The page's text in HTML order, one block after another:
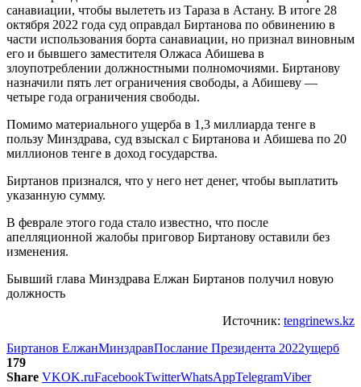
санавиации, чтобы вылететь из Тараза в Астану. В итоге 28
октября 2022 года суд оправдал Биртанова по обвинению в
части использования борта санавиации, но признал виновным
его и бывшего заместителя Олжаса Абишева в
злоупотреблении должностными полномочиями. Биртанову
назначили пять лет ограничения свободы, а Абишеву —
четыре года ограничения свободы.
Помимо материального ущерба в 1,3 миллиарда тенге в
пользу Минздрава, суд взыскал с Биртанова и Абишева по 20
миллионов тенге в доход государства.
Биртанов признался, что у него нет денег, чтобы выплатить
указанную сумму.
В феврале этого года стало известно, что после
апелляционной жалобы приговор Биртанову оставили без
изменения.
Бывший глава Минздрава Елжан Биртанов получил новую
должность
Источник: tengrinews.kz
Биртанов ЕлжанМинздравПослание Президента 2022ущерб
179
Share VKOK.ruFacebookTwitterWhatsAppTelegramViber